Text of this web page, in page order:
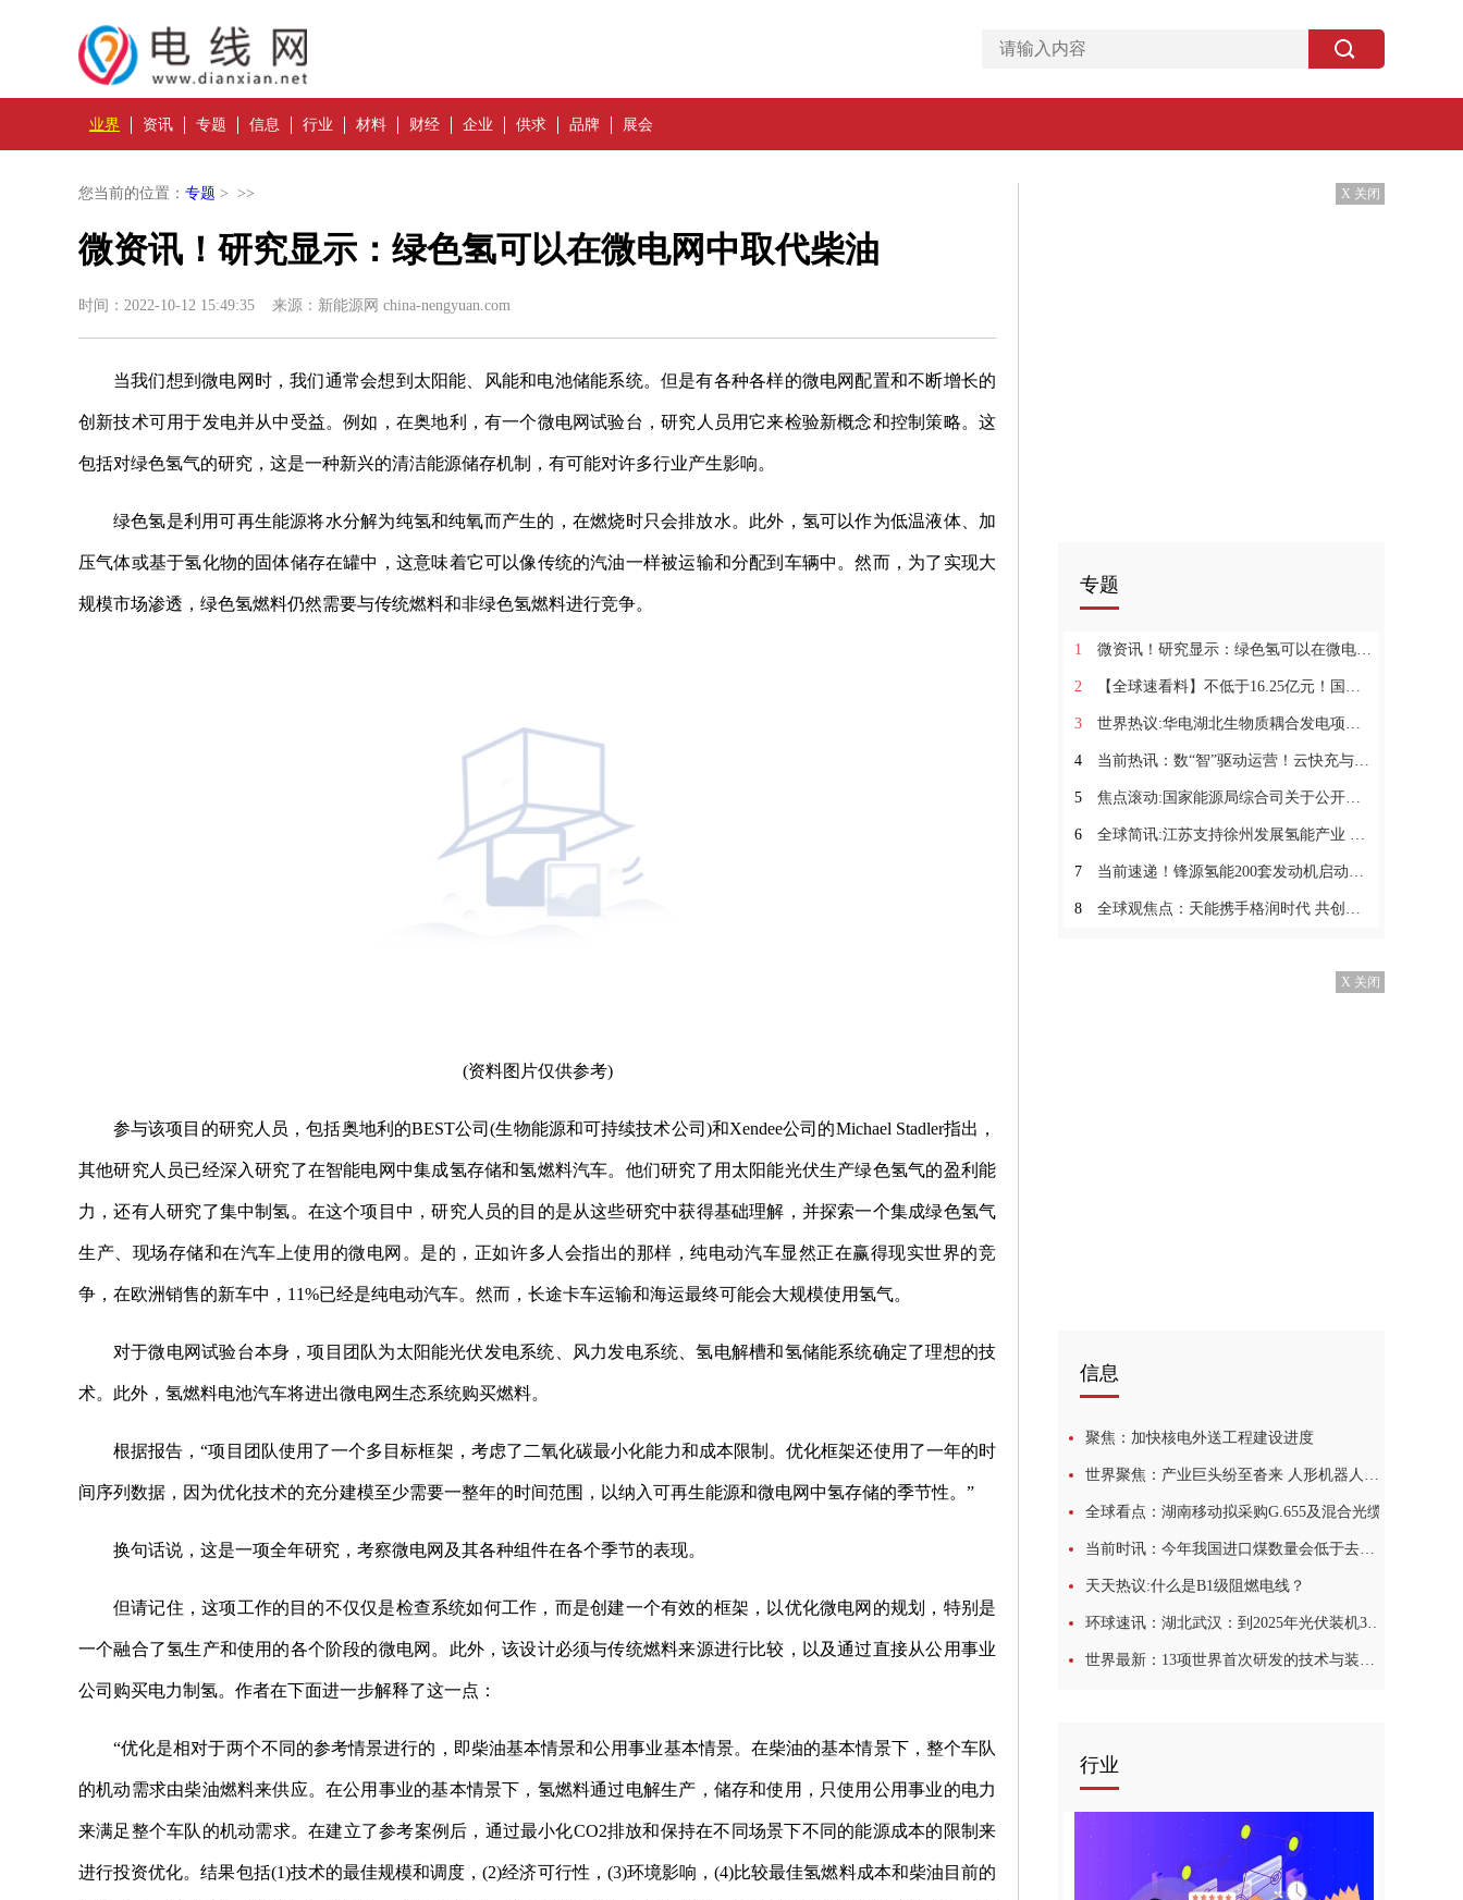
业界 资讯 专题 信息 行业 材料 财经 企业 供求 品牌 展会
您当前的位置： 专题 > >>
微资讯！研究显示：绿色氢可以在微电网中取代柴油
时间：2022-10-12 15:49:35 来源：新能源网 china-nengyuan.com
当我们想到微电网时，我们通常会想到太阳能、风能和电池储能系统。但是有各种各样的微电网配置和不断增长的
创新技术可用于发电并从中受益。例如，在奥地利，有一个微电网试验台，研究人员用它来检验新概念和控制策略。这
包括对绿色氢气的研究，这是一种新兴的清洁能源储存机制，有可能对许多行业产生影响。
绿色氢是利用可再生能源将水分解为纯氢和纯氧而产生的，在燃烧时只会排放水。此外，氢可以作为低温液体、加
压气体或基于氢化物的固体储存在罐中，这意味着它可以像传统的汽油一样被运输和分配到车辆中。然而，为了实现大
规模市场渗透，绿色氢燃料仍然需要与传统燃料和非绿色氢燃料进行竞争。
(资料图片仅供参考)
参与该项目的研究人员，包括奥地利的BEST公司(生物能源和可持续技术公司)和Xendee公司的Michael Stadler指出，
其他研究人员已经深入研究了在智能电网中集成氢存储和氢燃料汽车。他们研究了用太阳能光伏生产绿色氢气的盈利能
力，还有人研究了集中制氢。在这个项目中，研究人员的目的是从这些研究中获得基础理解，并探索一个集成绿色氢气
生产、现场存储和在汽车上使用的微电网。是的，正如许多人会指出的那样，纯电动汽车显然正在赢得现实世界的竞
争，在欧洲销售的新车中，11%已经是纯电动汽车。然而，长途卡车运输和海运最终可能会大规模使用氢气。
对于微电网试验台本身，项目团队为太阳能光伏发电系统、风力发电系统、氢电解槽和氢储能系统确定了理想的技
术。此外，氢燃料电池汽车将进出微电网生态系统购买燃料。
根据报告，“项目团队使用了一个多目标框架，考虑了二氧化碳最小化能力和成本限制。优化框架还使用了一年的时
间序列数据，因为优化技术的充分建模至少需要一整年的时间范围，以纳入可再生能源和微电网中氢存储的季节性。”
换句话说，这是一项全年研究，考察微电网及其各种组件在各个季节的表现。
但请记住，这项工作的目的不仅仅是检查系统如何工作，而是创建一个有效的框架，以优化微电网的规划，特别是
一个融合了氢生产和使用的各个阶段的微电网。此外，该设计必须与传统燃料来源进行比较，以及通过直接从公用事业
公司购买电力制氢。作者在下面进一步解释了这一点：
“优化是相对于两个不同的参考情景进行的，即柴油基本情景和公用事业基本情景。在柴油的基本情景下，整个车队
的机动需求由柴油燃料来供应。在公用事业的基本情景下，氢燃料通过电解生产，储存和使用，只使用公用事业的电力
来满足整个车队的机动需求。在建立了参考案例后，通过最小化CO2排放和保持在不同场景下不同的能源成本的限制来
进行投资优化。结果包括(1)技术的最佳规模和调度，(2)经济可行性，(3)环境影响，(4)比较最佳氢燃料成本和柴油目前的
X 关闭
专题
1 微资讯！研究显示：绿色氢可以在微电网中取代柴油
2 【全球速看料】不低于16.25亿元！国家电投氢能科技开启B轮融资!
3 世界热议:华电湖北生物质耦合发电项目 新科技助力农民增收
4 当前热讯：数“智”驱动运营！云快充与旗天科技达成合作
5 焦点滚动:国家能源局综合司关于公开征求火力发电、输变电、陆上风力发电、光伏发电等四类建设工程质量监督检查大纲（征求意见稿）意见的通知
6 全球简讯:江苏支持徐州发展氢能产业 探索构建制氢到用氢全产业链条
7 当前速递！锋源氢能200套发动机启动首批交付
8 全球观焦点：天能携手格润时代 共创工程机械“氢”时代
X 关闭
信息
聚焦：加快核电外送工程建设进度
世界聚焦：产业巨头纷至沓来 人形机器人或步入加速产业化阶段
全球看点：湖南移动拟采购G.655及混合光缆
当前时讯：今年我国进口煤数量会低于去年水平
天天热议:什么是B1级阻燃电线？
环球速讯：湖北武汉：到2025年光伏装机370MW
世界最新：13项世界首次研发的技术与装备为保障西电东送注入不竭动力
行业